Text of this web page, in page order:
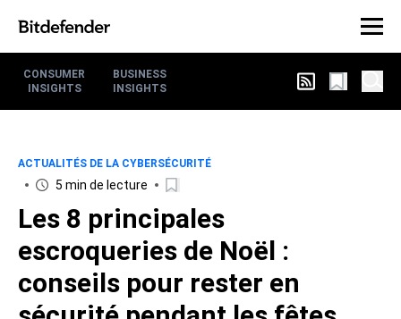
CONSUMER
INSIGHTS
BUSINESS
INSIGHTS
ACTUALITÉS DE LA CYBERSÉCURITÉ
5 min de lecture
Les 8 principales
escroqueries de Noël :
conseils pour rester en